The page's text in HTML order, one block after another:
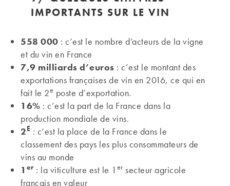
IMPORTANTS SUR LE VIN
558 000 : c’est le nombre d’acteurs de la vigne
et du vin en France
7,9 milliards d’euros : c’est le montant des
exportations françaises de vin en 2016, ce qui en
fait le 2e poste d’exportation.
16% : c’est la part de la France dans la
production mondiale de vins.
2E : c’est la place de la France dans le
classement des pays les plus consommateurs de
vins au monde
1 er : la viticulture est le 1 er secteur agricole
français en valeur